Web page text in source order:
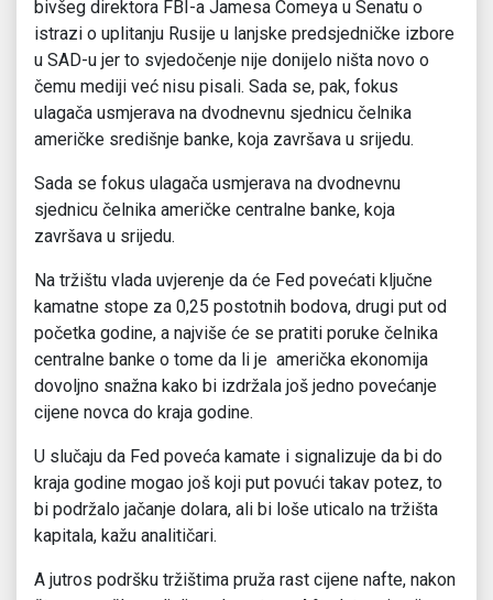
bivšeg direktora FBI-a Jamesa Comeya u Senatu o
istrazi o uplitanju Rusije u lanjske predsjedničke izbore
u SAD-u jer to svjedočenje nije donijelo ništa novo o
čemu mediji već nisu pisali. Sada se, pak, fokus
ulagača usmjerava na dvodnevnu sjednicu čelnika
američke središnje banke, koja završava u srijedu.
Sada se fokus ulagača usmjerava na dvodnevnu
sjednicu čelnika američke centralne banke, koja
završava u srijedu.
Na tržištu vlada uvjerenje da će Fed povećati ključne
kamatne stope za 0,25 postotnih bodova, drugi put od
početka godine, a najviše će se pratiti poruke čelnika
centralne banke o tome da li je američka ekonomija
dovoljno snažna kako bi izdržala još jedno povećanje
cijene novca do kraja godine.
U slučaju da Fed poveća kamate i signalizuje da bi do
kraja godine mogao još koji put povući takav potez, to
bi podržalo jačanje dolara, ali bi loše uticalo na tržišta
kapitala, kažu analitičari.
A jutros podršku tržištima pruža rast cijene nafte, nakon